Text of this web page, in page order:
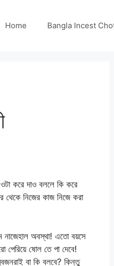
Home Bangla Incest Choti –
করে দাও বললে কি করে
নিজের কাজ নিজে করা
নাজেহাল অবস্থা! এতো বয়সে
পেরিয়ে ষোল তে পা দেবে!
বা কি বলবে? কিন্তু